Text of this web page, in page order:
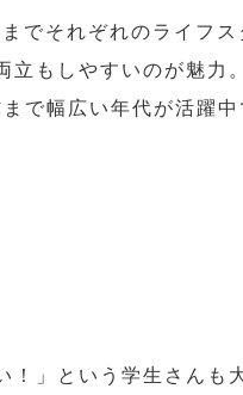
でそれぞれのライフ
もしやすいのが魅力
で幅広い年代が活躍中
！」という学生さんも